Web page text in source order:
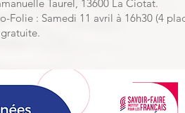
Taurel, 13600 La Ciotat.
Folie : Samedi 11 avril à 16h30 (4